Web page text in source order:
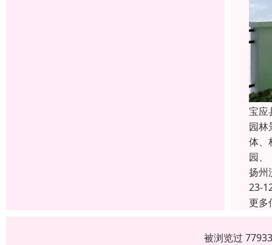
宝应
园林
体、
园、
扬州
23-
更多
被浏览过